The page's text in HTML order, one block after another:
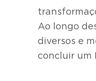
Ao longo
diversos e
concluir um